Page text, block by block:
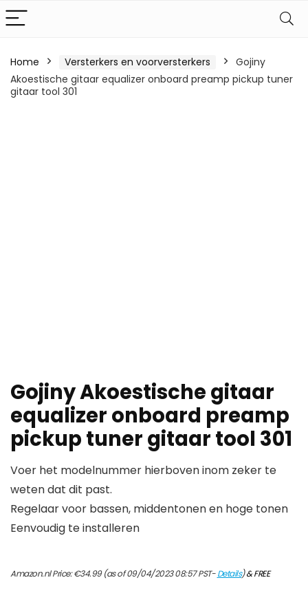
Home Versterkers en voorversterkers
Gojiny
Akoestische gitaar equalizer onboard preamp pickup tuner
gitaar tool 301
Gojiny Akoestische gitaar
equalizer onboard preamp
pickup tuner gitaar tool 301
Voer het modelnummer hierboven inom zeker te
weten dat dit past.
Regelaar voor bassen, middentonen en hoge tonen
Eenvoudig te installeren
Amazon.nl Price:€34.99(as of 09/04/2023 08:57 PST-Details)&FREE